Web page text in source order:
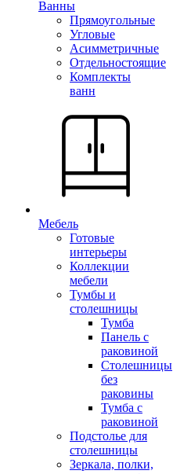
Ванны
Прямоугольные
Угловые
Асимметричные
Отдельностоящие
Комплекты
ванн
Мебель
Готовые
интерьеры
Коллекции
мебели
Тумбы и
столешницы
Тумба
Панель с
раковиной
Столешницы
без
раковины
Тумба с
раковиной
Подстолье для
столешницы
Зеркала, полки,